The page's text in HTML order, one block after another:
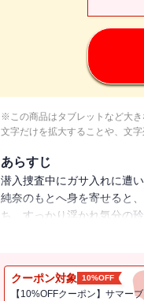
※この商品はタブレットなど大き
文字だけを拡大することや、文
あらすじ
潜入捜査中にガサ入れに遭
純奈のもとへ身を寄せると
ち、すっかり浮かれ気分の
もらったものの、赤桐から
クーポン対象 10%OFF
【10%OFFクーポン】サマー